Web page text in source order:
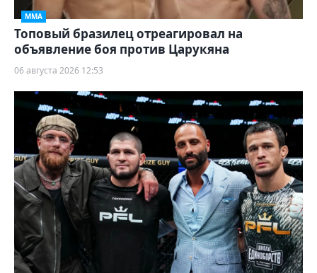
ММА
Топовый бразилец отреагировал на
объявление боя против Царукяна
06 августа 2026 12:53